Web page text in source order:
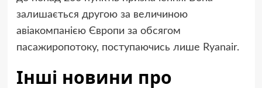
залишається другою за величиною
авіакомпанією Європи за обсягом
пасажиропотоку, поступаючись лише Ryanair.
Інші новини про